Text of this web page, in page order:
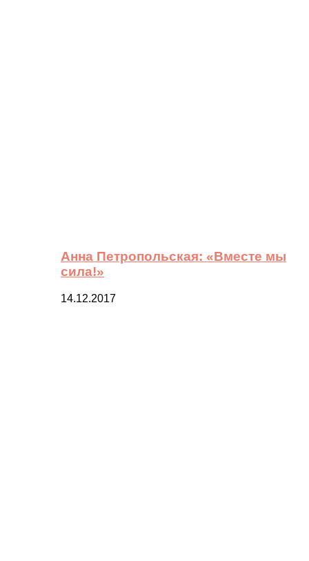
Анна Петропольская: «Вместе мы
сила!»
14.12.2017